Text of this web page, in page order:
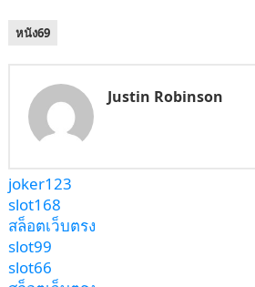
หนัง69
Justin Robinson
joker123
slot168
สล็อตเว็บตรง
slot99
slot66